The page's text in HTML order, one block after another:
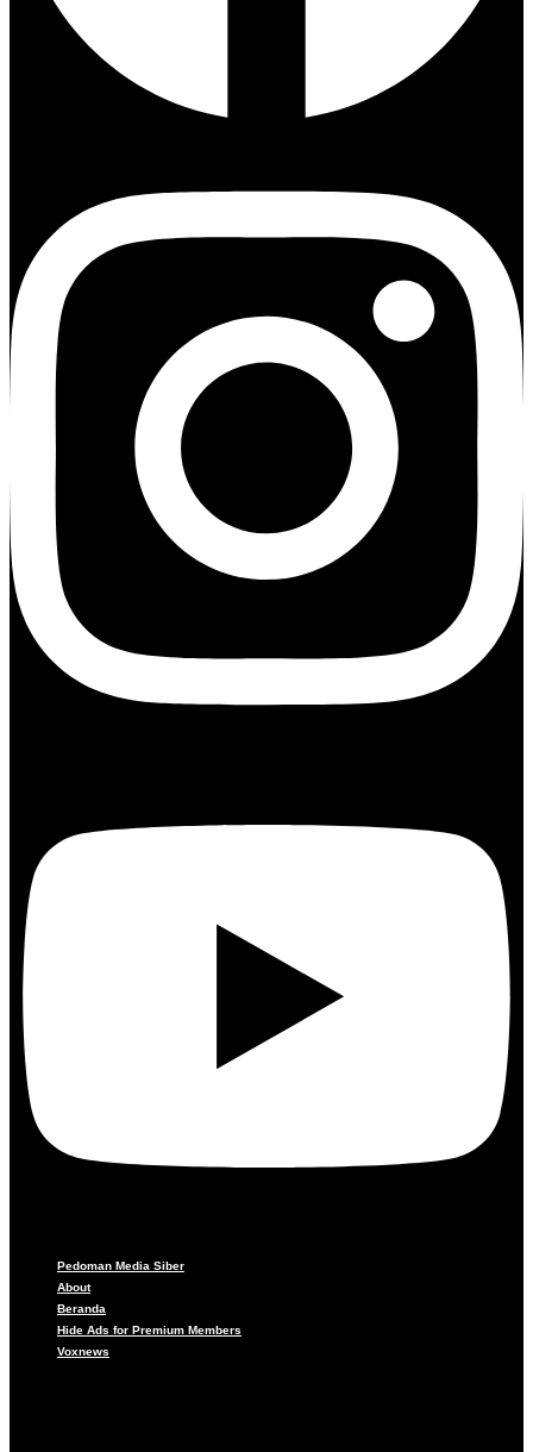
Pedoman Media Siber
About
Beranda
Hide Ads for Premium Members
Voxnews